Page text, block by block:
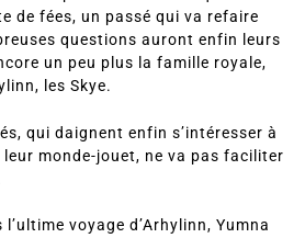
de fées, un passé qui va refaire
questions auront enfin leurs
un peu plus la famille royale,
les Skye.
qui daignent enfin s’intéresser à
leur monde-jouet, ne va pas faciliter
voyage d’Arhylinn, Yumna